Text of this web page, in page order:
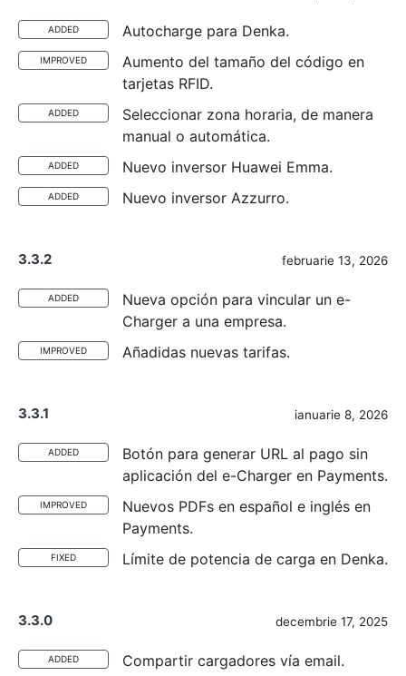
ADDED Autocharge para Denka.
IMPROVED
Aumento del tamaño del código en
tarjetas RFID.
ADDED
Seleccionar zona horaria, de manera
manual o automática.
ADDED Nuevo inversor Huawei Emma.
ADDED Nuevo inversor Azzurro.
3.3.2 februarie 13, 2026
ADDED
Nueva opción para vincular un e-
Charger a una empresa.
IMPROVED Añadidas nuevas tarifas.
3.3.1 ianuarie 8, 2026
ADDED
Botón para generar URL al pago sin
aplicación del e-Charger en Payments.
IMPROVED
Nuevos PDFs en español e inglés en
Payments.
FIXED Límite de potencia de carga en Denka.
3.3.0 decembrie 17, 2025
ADDED Compartir cargadores vía email.